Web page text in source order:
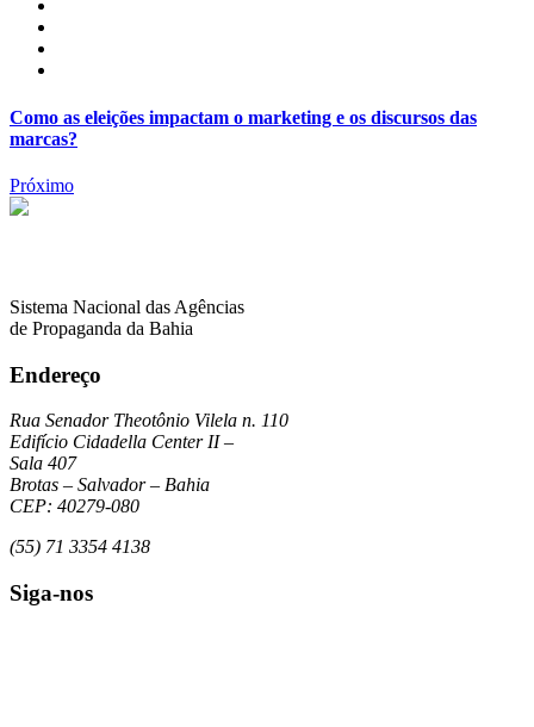
Como as eleições impactam o marketing e os discursos das
marcas?
Próximo
Sistema Nacional das Agências
de Propaganda da Bahia
Endereço
Rua Senador Theotônio Vilela n. 110
Edifício Cidadella Center II –
Sala 407
Brotas – Salvador – Bahia
CEP: 40279-080
(55) 71 3354 4138
Siga-nos